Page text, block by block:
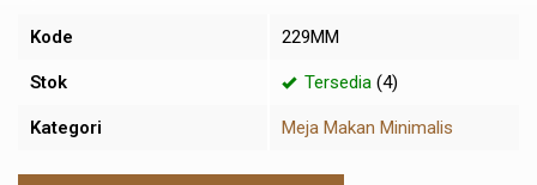
Kode 229MM
Stok Tersedia (4)
Kategori Meja Makan Minimalis